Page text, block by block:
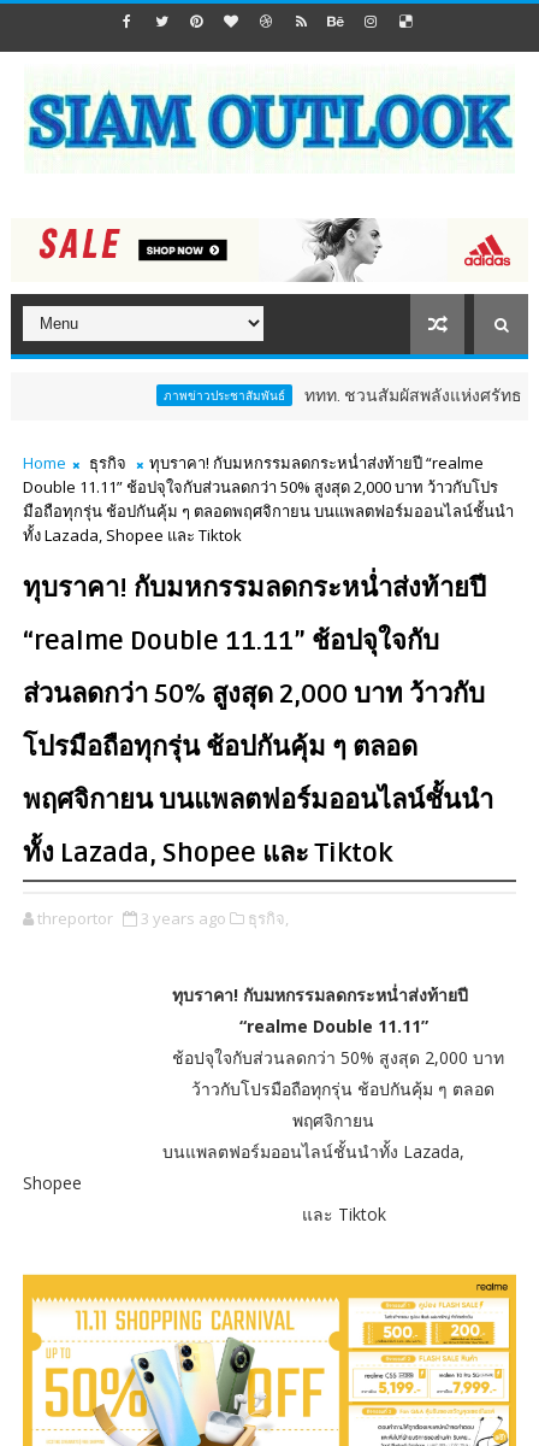
ภาพข่าวประชาสัมพันธ์ ททท. ชวนสัมผัสพลังแห่งศรัทธา ร่วมงาน
Home ธุรกิจ
ทุบราคา! กับมหกรรมลดกระหน่ำส่งท้ายปี “realme
Double 11.11” ช้อปจุใจกับส่วนลดกว่า 50% สูงสุด 2,000 บาท ว้าวกับโปร
มือถือทุกรุ่น ช้อปกันคุ้ม ๆ ตลอดพฤศจิกายน บนแพลตฟอร์มออนไลน์ชั้นนำ
ทั้ง Lazada, Shopee และ Tiktok
ทุบราคา! กับมหกรรมลดกระหน่ำส่งท้ายปี
“realme Double 11.11” ช้อปจุใจกับ
ส่วนลดกว่า 50% สูงสุด 2,000 บาท ว้าวกับ
โปรมือถือทุกรุ่น ช้อปกันคุ้ม ๆ ตลอด
พฤศจิกายน บนแพลตฟอร์มออนไลน์ชั้นนำ
ทั้ง Lazada, Shopee และ Tiktok
threportor 3 years ago ธุรกิจ,
ทุบราคา! กับมหกรรมลดกระหน่ำส่งท้ายปี
“realme Double 11.11”
ช้อปจุใจกับส่วนลดกว่า 50% สูงสุด 2,000 บาท
ว้าวกับโปรมือถือทุกรุ่น ช้อปกันคุ้ม ๆ ตลอด
พฤศจิกายน
บนแพลตฟอร์มออนไลน์ชั้นนำทั้ง Lazada,
Shopee
และ Tiktok